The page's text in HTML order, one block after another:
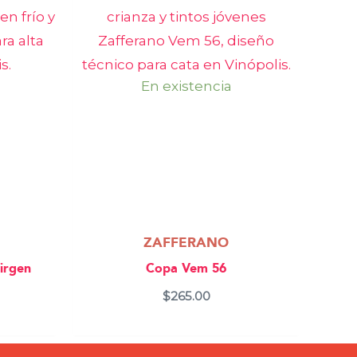
En existencia
ZAFFERANO
Copa Vem 56
$265.00